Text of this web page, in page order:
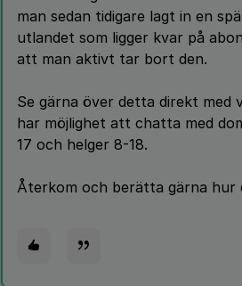
man sedan tidigare lagt in en
utlandet som ligger kvar på
att man aktivt tar bort den.
Se gärna över detta direkt med
har möjlighet att chatta med
17 och helger 8-18.
Återkom och berätta gärna hur